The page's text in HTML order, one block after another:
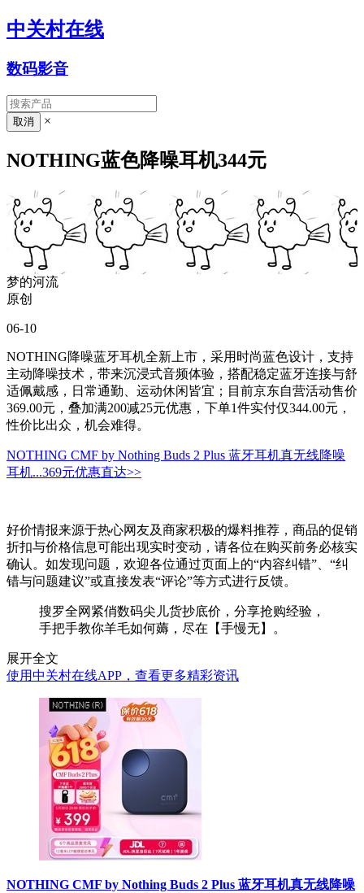
中关村在线
数码影音
×
NOTHING蓝色降噪耳机344元
梦的河流
原创
06-10
NOTHING降噪蓝牙耳机全新上市，采用时尚蓝色设计，支持
主动降噪技术，带来沉浸式音频体验，搭配稳定蓝牙连接与舒
适佩戴感，日常通勤、运动休闲皆宜；目前京东自营活动售价
369.00元，叠加满200减25元优惠，下单1件实付仅344.00元，
性价比出众，机会难得。
NOTHING CMF by Nothing Buds 2 Plus 蓝牙耳机真无线降噪
耳机...369元优惠直达>>
好价情报来源于热心网友及商家积极的爆料推荐，商品的促销
折扣与价格信息可能出现实时变动，请各位在购买前务必核实
确认。如发现问题，欢迎各位通过页面上的“内容纠错”、“纠
错与问题建议”或直接发表“评论”等方式进行反馈。
搜罗全网紧俏数码尖儿货抄底价，分享抢购经验，
手把手教你羊毛如何薅，尽在【手慢无】。
展开全文
使用中关村在线APP，查看更多精彩资讯
NOTHING CMF by Nothing Buds 2 Plus 蓝牙耳机真无线降噪